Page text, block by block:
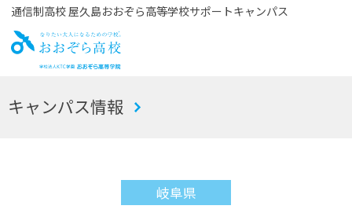
通信制高校 屋久島おおぞら高等学校サポートキャンパス
お
キャンパス情報
岐阜県